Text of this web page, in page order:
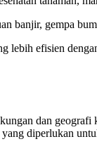
banjir, gempa
lebih efisien
dan
diperlukan